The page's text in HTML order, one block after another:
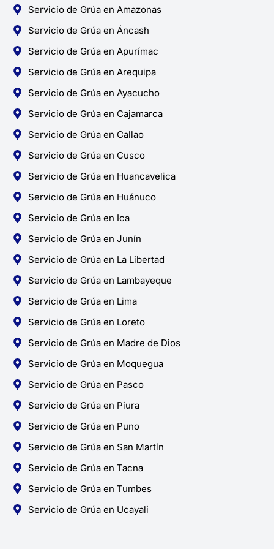
Servicio de Grúa en Amazonas
Servicio de Grúa en Áncash
Servicio de Grúa en Apurímac
Servicio de Grúa en Arequipa
Servicio de Grúa en Ayacucho
Servicio de Grúa en Cajamarca
Servicio de Grúa en Callao
Servicio de Grúa en Cusco
Servicio de Grúa en Huancavelica
Servicio de Grúa en Huánuco
Servicio de Grúa en Ica
Servicio de Grúa en Junín
Servicio de Grúa en La Libertad
Servicio de Grúa en Lambayeque
Servicio de Grúa en Lima
Servicio de Grúa en Loreto
Servicio de Grúa en Madre de Dios
Servicio de Grúa en Moquegua
Servicio de Grúa en Pasco
Servicio de Grúa en Piura
Servicio de Grúa en Puno
Servicio de Grúa en San Martín
Servicio de Grúa en Tacna
Servicio de Grúa en Tumbes
Servicio de Grúa en Ucayali